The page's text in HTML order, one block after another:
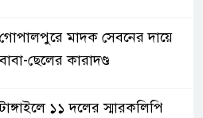
গোপালপুরে মাদক সেবনের দায়ে
ছেলের কারাদণ্ড
১১ দলের স্মারকলিপি